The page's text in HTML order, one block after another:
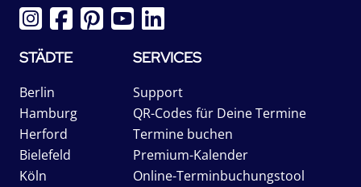
STÄDTE
Berlin
Hamburg
Herford
Bielefeld
Köln
SERVICES
Support
QR-Codes für Deine Termine
Termine buchen
Premium-Kalender
Online-Terminbuchungstool